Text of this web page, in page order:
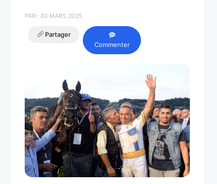
PAR- 30 MARS 2025
Partager
Commenter